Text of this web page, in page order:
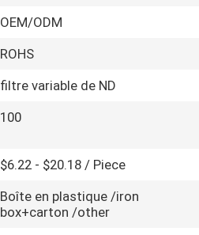
OEM/ODM
ROHS
filtre variable de ND
100
$6.22 - $20.18 / Piece
Boîte en plastique /iron
box+carton /other